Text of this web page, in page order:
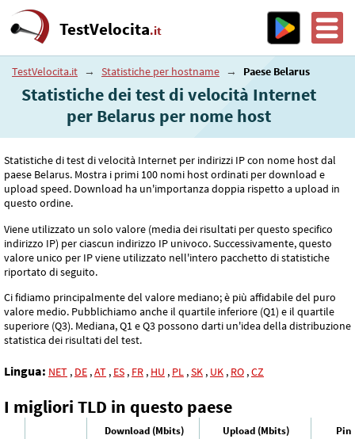
TestVelocita.it
TestVelocita.it → Statistiche per hostname → Paese Belarus
Statistiche dei test di velocità Internet
per Belarus per nome host
Statistiche di test di velocità Internet per indirizzi IP con nome host dal
paese Belarus. Mostra i primi 100 nomi host ordinati per download e
upload speed. Download ha un'importanza doppia rispetto a upload in
questo ordine.
Viene utilizzato un solo valore (media dei risultati per questo specifico
indirizzo IP) per ciascun indirizzo IP univoco. Successivamente, questo
valore unico per IP viene utilizzato nell'intero pacchetto di statistiche
riportato di seguito.
Ci fidiamo principalmente del valore mediano; è più affidabile del puro
valore medio. Pubblichiamo anche il quartile inferiore (Q1) e il quartile
superiore (Q3). Mediana, Q1 e Q3 possono darti un'idea della distribuzione
statistica dei risultati del test.
Lingua: NET , DE ,AT , ES , FR , HU , PL ,SK , UK , RO ,CZ
I migliori TLD in questo paese
Download (Mbits) Upload (Mbits)